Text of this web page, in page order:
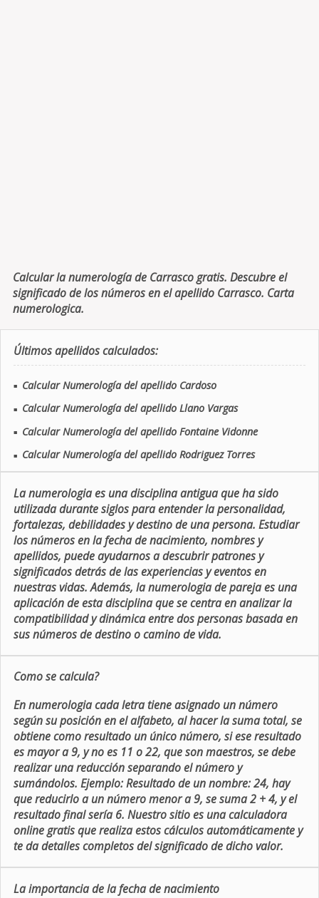
Calcular la numerología de Carrasco gratis. Descubre el
significado de los números en el apellido Carrasco. Carta
numerologica.
Últimos apellidos calculados:
■ Calcular Numerología del apellido Cardoso
■ Calcular Numerología del apellido Llano Vargas
■ Calcular Numerología del apellido Fontaine Vidonne
■ Calcular Numerología del apellido Rodriguez Torres
La numerologia es una disciplina antigua que ha sido
utilizada durante siglos para entender la personalidad,
fortalezas, debilidades y destino de una persona. Estudiar
los números en la fecha de nacimiento, nombres y
apellidos, puede ayudarnos a descubrir patrones y
significados detrás de las experiencias y eventos en
nuestras vidas. Además, la numerologia de pareja es una
aplicación de esta disciplina que se centra en analizar la
compatibilidad y dinámica entre dos personas basada en
sus números de destino o camino de vida.
Como se calcula?
En numerologia cada letra tiene asignado un número
según su posición en el alfabeto, al hacer la suma total, se
obtiene como resultado un único número, si ese resultado
es mayor a 9, y no es 11 o 22, que son maestros, se debe
realizar una reducción separando el número y
sumándolos. Ejemplo: Resultado de un nombre: 24, hay
que reducirlo a un número menor a 9, se suma 2 + 4, y el
resultado final sería 6. Nuestro sitio es una calculadora
online gratis que realiza estos cálculos automáticamente y
te da detalles completos del significado de dicho valor.
La importancia de la fecha de nacimiento